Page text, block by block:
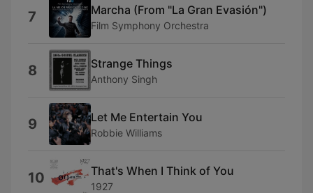
7 Marcha (From "La Gran Evasión")
Film Symphony Orchestra
8 Strange Things
Anthony Singh
9 Let Me Entertain You
Robbie Williams
10 That's When I Think of You
1927